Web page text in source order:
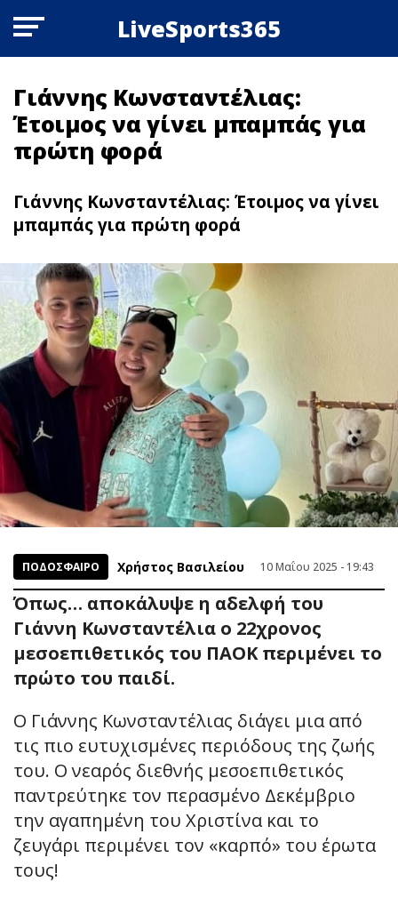
LiveSports365
Γιάννης Κωνσταντέλιας:
Έτοιμος να γίνει μπαμπάς για
πρώτη φορά
Γιάννης Κωνσταντέλιας: Έτοιμος να γίνει
μπαμπάς για πρώτη φορά
ΠΟΔΟΣΦΑΙΡΟ Χρήστος Βασιλείου 10 Μαΐου 2025 - 19:43
Όπως… αποκάλυψε η αδελφή του
Γιάννη Κωνσταντέλια ο 22χρονος
μεσοεπιθετικός του ΠΑΟΚ περιμένει το
πρώτο του παιδί.
Ο Γιάννης Κωνσταντέλιας διάγει μια από
τις πιο ευτυχισμένες περιόδους της ζωής
του. Ο νεαρός διεθνής μεσοεπιθετικός
παντρεύτηκε τον περασμένο Δεκέμβριο
την αγαπημένη του Χριστίνα και το
ζευγάρι περιμένει τον «καρπό» του έρωτα
τους!